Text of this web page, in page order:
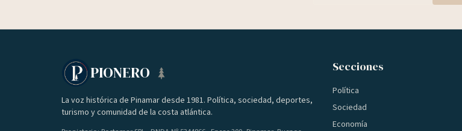
PIONERO
La voz histórica de Pinamar desde 1981. Política, sociedad, deportes,
turismo y comunidad de la costa atlántica.
Secciones
Política
Sociedad
Economía